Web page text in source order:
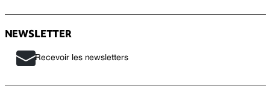
NEWSLETTER
Recevoir les newsletters